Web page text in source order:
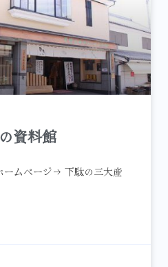
資料館
ームページ→ 下駄の三大産